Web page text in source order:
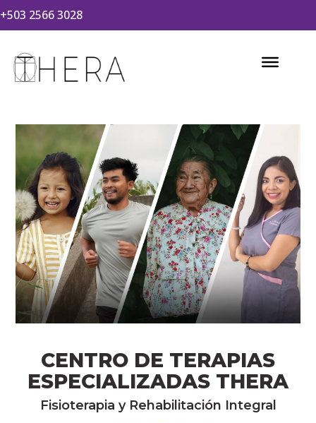
+503 2566 3028
CENTRO DE TERAPIAS
ESPECIALIZADAS THERA
Fisioterapia y Rehabilitación Integral